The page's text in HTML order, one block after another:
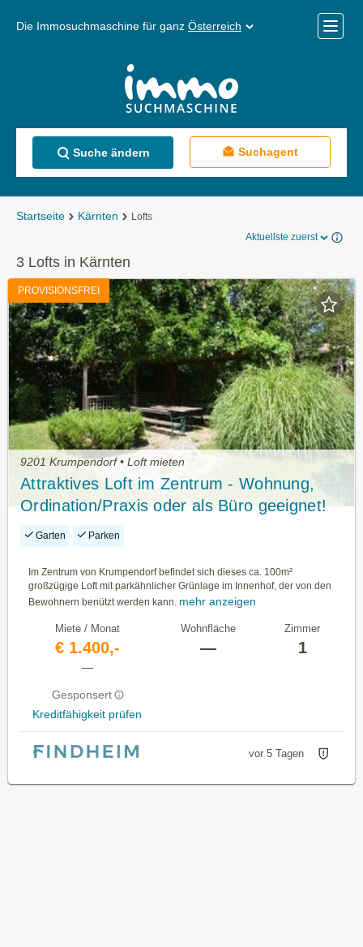
Die Immosuchmaschine für ganz Österreich
Menü
Suche ändern Suchagent
Startseite Kärnten
Lofts
Aktuellste zuerst
3 Lofts in Kärnten
PROVISIONSFREI
9201 Krumpendorf • Loft mieten
Attraktives Loft im Zentrum - Wohnung,
Ordination/Praxis oder als Büro geeignet!
Garten Parken
Im Zentrum von Krumpendorf befindet sich dieses ca. 100m²
großzügige Loft mit parkähnlicher Grünlage im Innenhof, der von den
Bewohnern benützt werden kann. mehr anzeigen
Miete / Monat
€ 1.400,-
—
Gesponsert
Kreditfähigkeit prüfen
Wohnfläche
—
Zimmer
1
vor 5 Tagen